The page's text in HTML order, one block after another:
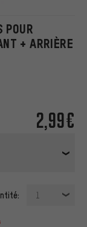
POUR
+ ARRIÈRE
2,99€
1